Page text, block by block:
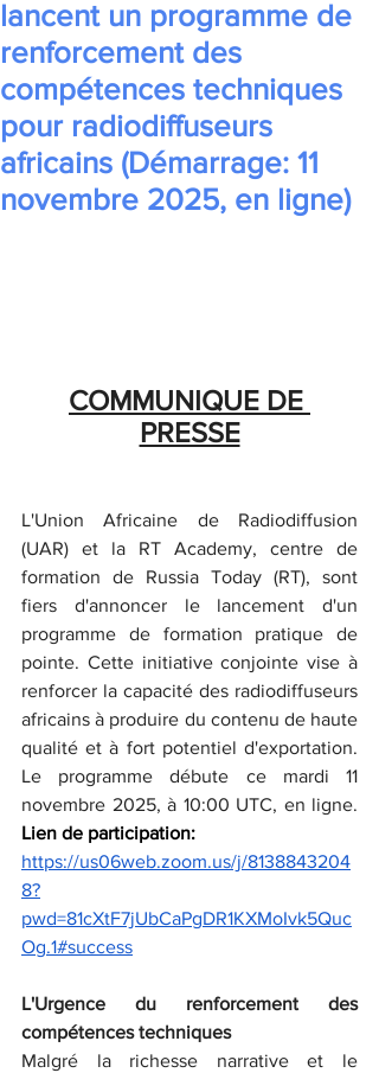
lancent un programme de
renforcement des
compétences techniques
pour radiodiffuseurs
africains (Démarrage: 11
novembre 2025, en ligne)
COMMUNIQUE DE
PRESSE
L'Union Africaine de Radiodiffusion
(UAR) et la RT Academy, centre de
formation de Russia Today (RT), sont
fiers d'annoncer le lancement d'un
programme de formation pratique de
pointe. Cette initiative conjointe vise à
renforcer la capacité des radiodiffuseurs
africains à produire du contenu de haute
qualité et à fort potentiel d'exportation.
Le programme débute ce mardi 11
Lien de participation:
https://us06web.zoom.us/j/8138843204
8?
pwd=81cXtF7jUbCaPgDR1KXMoIvk5Quc
Og.1#success
L'Urgence du renforcement des
compétences techniques
Malgré la richesse narrative et le